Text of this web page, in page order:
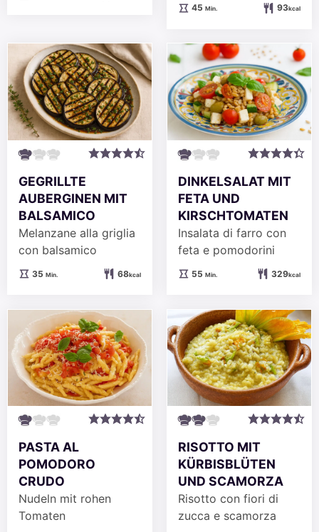
45Minuten
Min. 93kcal
GEGRILLTE
AUBERGINEN MIT
BALSAMICO
Melanzane alla griglia
con balsamico
35Minuten
Min. 68kcal
DINKELSALAT MIT
FETA UND
KIRSCHTOMATEN
Insalata di farro con
feta e pomodorini
55Minuten
Min. 329kcal
PASTA AL
POMODORO
CRUDO
Nudeln mit rohen
Tomaten
RISOTTO MIT
KÜRBISBLÜTEN
UND SCAMORZA
Risotto con fiori di
zucca e scamorza